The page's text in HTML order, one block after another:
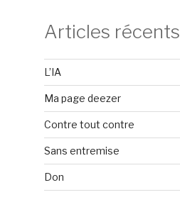
Articles récents
L’IA
Ma page deezer
Contre tout contre
Sans entremise
Don